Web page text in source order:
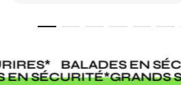
* BALADES EN
EN SÉCURITÉ*GRANDS